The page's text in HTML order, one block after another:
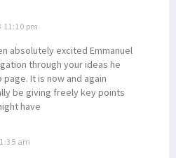
11:10 pm
absolutely excited Emmanuel
through your ideas he
It is now and again
be giving freely key points
have
am